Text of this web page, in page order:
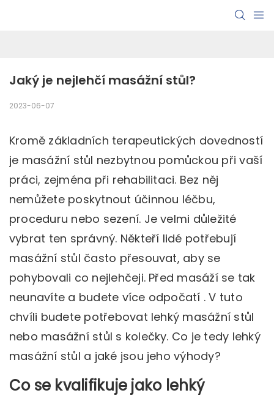
Jaký je nejlehčí masážní stůl?
2023-06-07
Kromě základních terapeutických dovedností
je masážní stůl nezbytnou pomůckou při vaší
práci, zejména při rehabilitaci. Bez něj
nemůžete poskytnout účinnou léčbu,
proceduru nebo sezení. Je velmi důležité
vybrat ten správný. Někteří lidé potřebují
masážní stůl často přesouvat, aby se
pohybovali co nejlehčeji. Před masáží se tak
neunavíte a budete více odpočatí . V tuto
chvíli budete potřebovat lehký masážní stůl
nebo masážní stůl s kolečky. Co je tedy lehký
masážní stůl a jaké jsou jeho výhody?
Co se kvalifikuje jako lehký